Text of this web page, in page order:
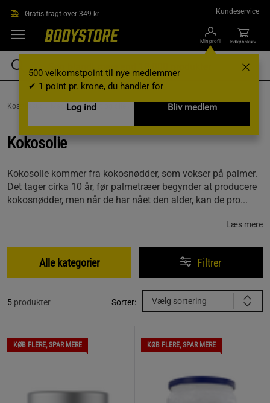
Gratis fragt over 349 kr Kundeservice
Min profil
500 velkomstpoint til nye medlemmer
✔ 1 point pr. krone, du handler for
Log ind
Bliv medlem
Indkøbskurv
Kosttilskud / Madvarer /Fedt og olie /
Kokosolie
Kokosolie kommer fra kokosnødder, som vokser på palmer.
Det tager cirka 10 år, før palmetræer begynder at producere
kokosnødder, men når de har nået den alder, kan de pro...
Læs mere
Alle kategorier Filtrer
5 produkter Sorter: Vælg sortering
KØB FLERE, SPAR MERE KØB FLERE, SPAR MERE